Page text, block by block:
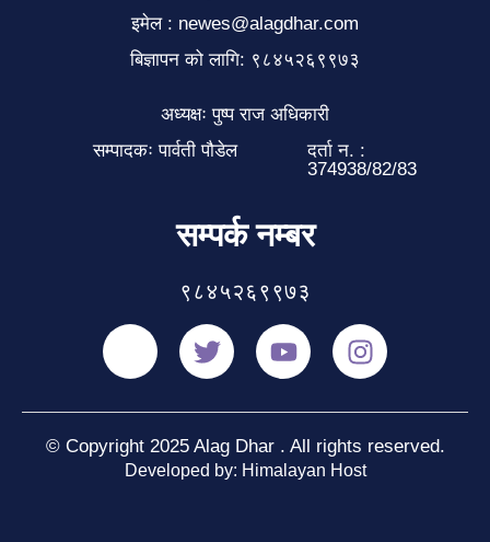
इमेल : newes@alagdhar.com
बिज्ञापन को लागि: ९८४५२६९९७३
अध्यक्षः पुष्प राज अधिकारी
सम्पादकः पार्वती पौडेल
दर्ता न. :
374938/82/83
सम्पर्क नम्बर
९८४५२६९९७३
© Copyright 2025 Alag Dhar . All rights reserved.
Developed by: Himalayan Host